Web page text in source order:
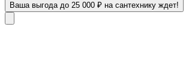
Ваша выгода до 25 000 ₽ на сантехнику ждет!